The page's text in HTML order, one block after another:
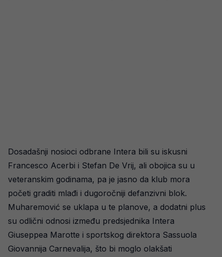
Dosadašnji nosioci odbrane Intera bili su iskusni
Francesco Acerbi i Stefan De Vrij, ali obojica su u
veteranskim godinama, pa je jasno da klub mora
početi graditi mlađi i dugoročniji defanzivni blok.
Muharemović se uklapa u te planove, a dodatni plus
su odlični odnosi između predsjednika Intera
Giuseppea Marotte i sportskog direktora Sassuola
Giovannija Carnevalija, što bi moglo olakšati